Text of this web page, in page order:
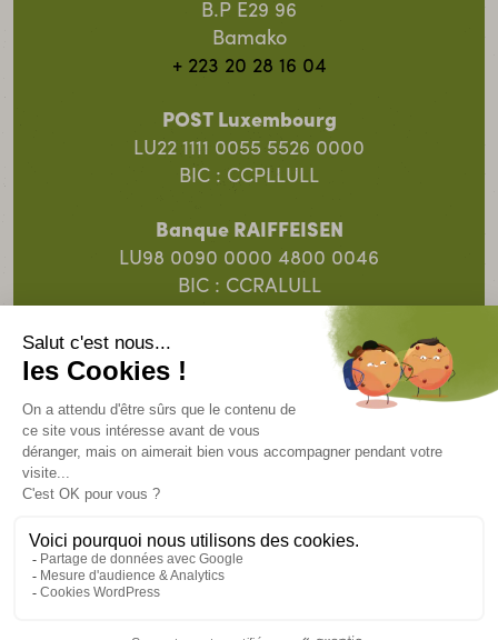
B.P E29 96
Bamako
+ 223 20 28 16 04
POST Luxembourg
LU22 1111 0055 5526 0000
BIC : CCPLLULL
Banque RAIFFEISEN
LU98 0090 0000 4800 0046
BIC : CCRALULL
Banque Spuerkeess
LU91 0019 5055 8313 4000
© 2025 SOS Faim Luxembourg Action pour le